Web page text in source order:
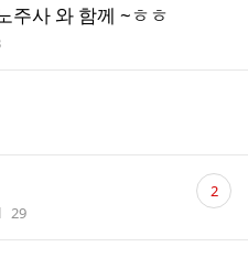
주사 와 함께 ~ㅎㅎ
수
조회수
29
댓
글 2